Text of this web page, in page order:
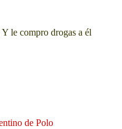
le compro drogas a él
de Polo